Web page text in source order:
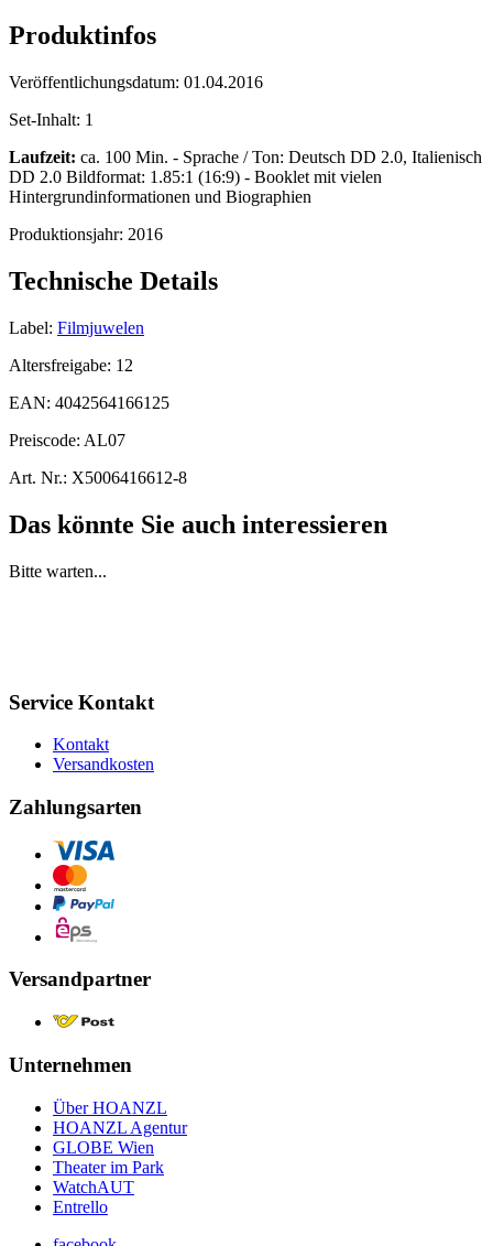
Produktinfos
Veröffentlichungsdatum: 01.04.2016
Set-Inhalt: 1
Laufzeit: ca. 100 Min. - Sprache / Ton: Deutsch DD 2.0, Italienisch
DD 2.0 Bildformat: 1.85:1 (16:9) - Booklet mit vielen
Hintergrundinformationen und Biographien
Produktionsjahr: 2016
Technische Details
Label: Filmjuwelen
Altersfreigabe: 12
EAN: 4042564166125
Preiscode: AL07
Art. Nr.: X5006416612-8
Das könnte Sie auch interessieren
Bitte warten...
Service Kontakt
Kontakt
Versandkosten
Zahlungsarten
Versandpartner
Unternehmen
Über HOANZL
HOANZL Agentur
GLOBE Wien
Theater im Park
WatchAUT
Entrello